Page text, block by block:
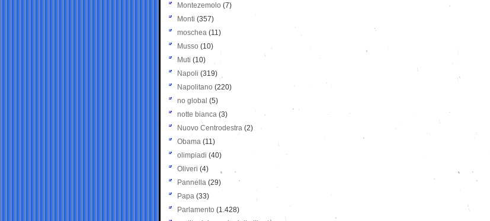
Montezemolo (7)
Monti (357)
moschea (11)
Musso (10)
Muti (10)
Napoli (319)
Napolitano (220)
no global (5)
notte bianca (3)
Nuovo Centrodestra (2)
Obama (11)
olimpiadi (40)
Oliveri (4)
Pannella (29)
Papa (33)
Parlamento (1.428)